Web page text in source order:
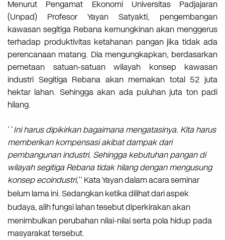
Menurut Pengamat Ekonomi Universitas Padjajaran
(Unpad) Profesor Yayan Satyakti, pengembangan
kawasan segitiga Rebana kemungkinan akan menggerus
terhadap produktivitas ketahanan pangan jika tidak ada
perencanaan matang. Dia mengungkapkan, berdasarkan
pemetaan satuan-satuan wilayah konsep kawasan
industri Segitiga Rebana akan memakan total 52 juta
hektar lahan. Sehingga akan ada puluhan juta ton padi
hilang.
’’ Ini harus dipikirkan bagaimana mengatasinya. Kita harus
memberikan kompensasi akibat dampak dari
pembangunan industri. Sehingga kebutuhan pangan di
wilayah segitiga Rebana tidak hilang dengan mengusung
konsep ecoindustri,’’ KataYayandalamacaraseminar
belum lamaini. Sedangkanketikadilihatdariaspek
budaya,alihfungsilahantesebutdiperkirakanakan
menimbulkan perubahan nilai-nilai serta pola hidup pada
masyarakat tersebut.